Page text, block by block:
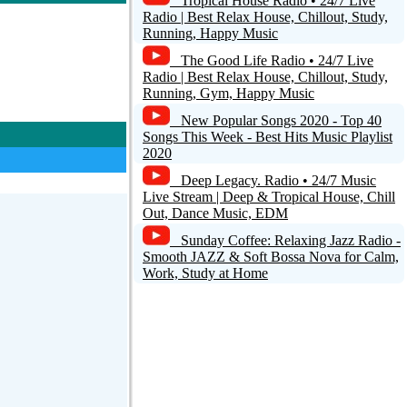
Neue Welle
Am Samstag
It For You - Wir
Radio | Best Relax House, Chillout, Study,
Running, Happy Music
The Good Life Radio • 24/7 Live
Radio | Best Relax House, Chillout, Study,
Running, Gym, Happy Music
New Popular Songs 2020 - Top 40
Songs This Week - Best Hits Music Playlist
2020
Deep Legacy. Radio • 24/7 Music
Live Stream | Deep & Tropical House, Chill
Out, Dance Music, EDM
Sunday Coffee: Relaxing Jazz Radio -
Smooth JAZZ & Soft Bossa Nova for Calm,
Work, Study at Home